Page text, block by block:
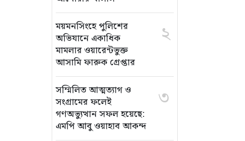
ময়মনসিংহে পুলিশের
অভিযানে একাধিক
মামলার ওয়ারেন্টভুক্ত
আসামি ফারুক গ্রেপ্তার
২
সম্মিলিত আত্মত্যাগ ও
সংগ্রামের ফলেই
গণঅভ্যুত্থান সফল হয়েছে:
এমপি আবু ওয়াহাব আকন্দ
৩